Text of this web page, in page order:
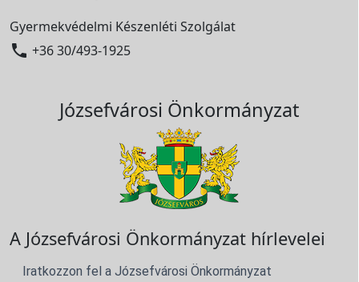
Gyermekvédelmi Készenléti Szolgálat
 +36 30/493-1925
Józsefvárosi Önkormányzat
A Józsefvárosi Önkormányzat hírlevelei
Iratkozzon fel a Józsefvárosi Önkormányzat